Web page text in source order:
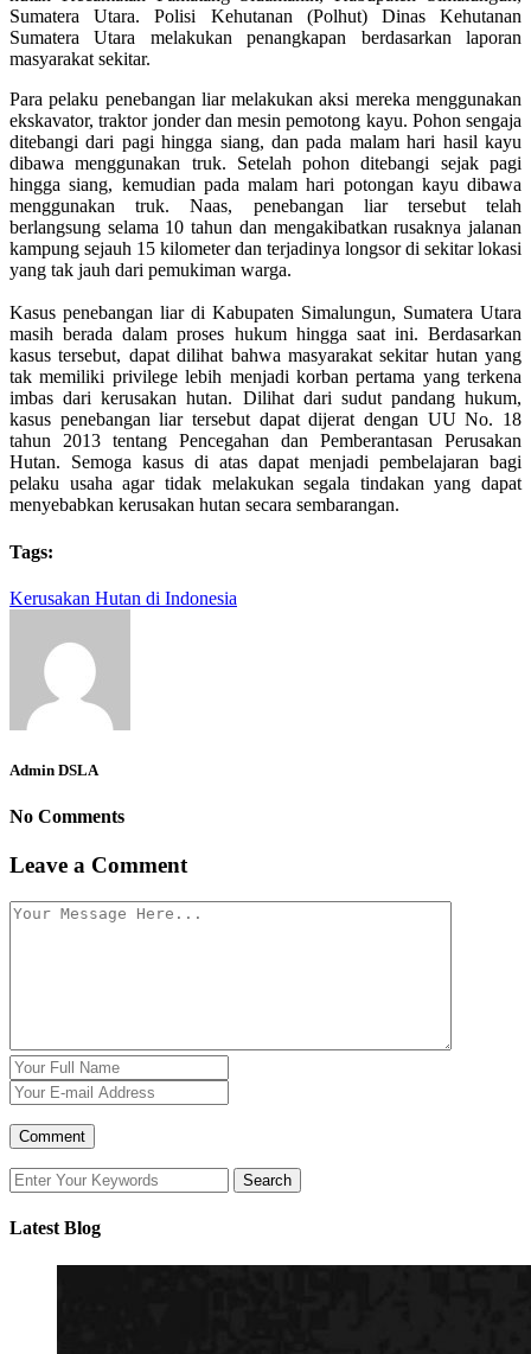
Sumatera Utara. Polisi Kehutanan (Polhut) Dinas Kehutanan
Sumatera Utara melakukan penangkapan berdasarkan laporan
masyarakat sekitar.
Para pelaku penebangan liar melakukan aksi mereka menggunakan
ekskavator, traktor jonder dan mesin pemotong kayu. Pohon sengaja
ditebangi dari pagi hingga siang, dan pada malam hari hasil kayu
dibawa menggunakan truk. Setelah pohon ditebangi sejak pagi
hingga siang, kemudian pada malam hari potongan kayu dibawa
menggunakan truk. Naas, penebangan liar tersebut telah
berlangsung selama 10 tahun dan mengakibatkan rusaknya jalanan
kampung sejauh 15 kilometer dan terjadinya longsor di sekitar lokasi
yang tak jauh dari pemukiman warga.
Kasus penebangan liar di Kabupaten Simalungun, Sumatera Utara
masih berada dalam proses hukum hingga saat ini. Berdasarkan
kasus tersebut, dapat dilihat bahwa masyarakat sekitar hutan yang
tak memiliki privilege lebih menjadi korban pertama yang terkena
imbas dari kerusakan hutan. Dilihat dari sudut pandang hukum,
kasus penebangan liar tersebut dapat dijerat dengan UU No. 18
tahun 2013 tentang Pencegahan dan Pemberantasan Perusakan
Hutan. Semoga kasus di atas dapat menjadi pembelajaran bagi
pelaku usaha agar tidak melakukan segala tindakan yang dapat
menyebabkan kerusakan hutan secara sembarangan.
Tags:
Kerusakan Hutan di Indonesia
Admin DSLA
No Comments
Leave a Comment
Latest Blog